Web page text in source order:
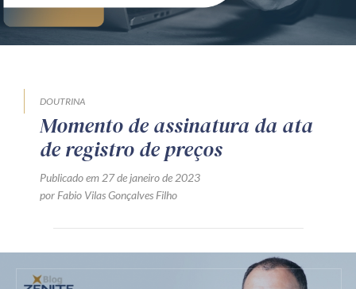
DOUTRINA
Momento de assinatura da ata
de registro de preços
Publicado em 27 de janeiro de 2023
por Fabio Vilas Gonçalves Filho